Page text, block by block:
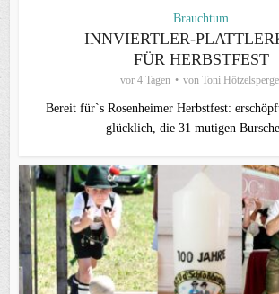
Brauchtum
INNVIERTLER-
FÜR HERBSTFEST
vor 4 Tagen von Toni
Bereit für`s Rosenheimer Herbstfest:
glücklich, die 31 mutigen